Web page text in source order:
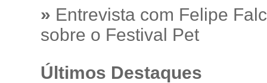
» Entrevista com Felipe
sobre o Festival Pet
Últimos Destaques